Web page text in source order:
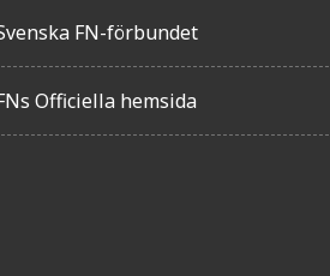
FN-förbundet
Officiella hemsida